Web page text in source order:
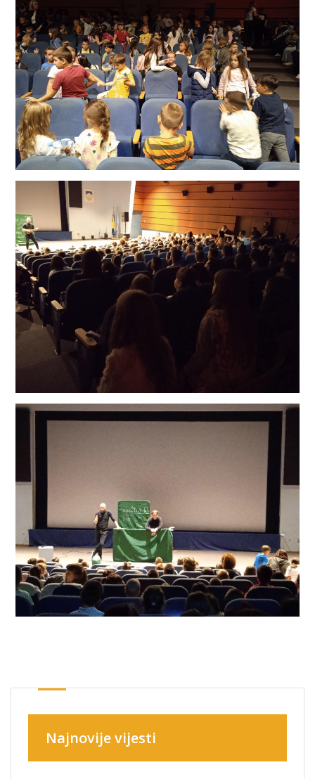
Najnovije vijesti